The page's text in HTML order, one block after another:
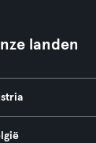
landen